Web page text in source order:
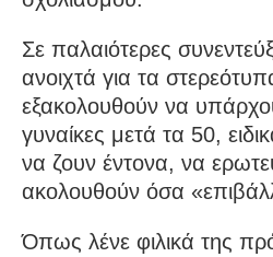
Σε παλαιότερες
ανοιχτά για τα
εξακολουθούν να
γυναίκες μετά τα 50,
να ζουν έντονα, να
ακολουθούν όσα
Όπως λένε φιλικά της